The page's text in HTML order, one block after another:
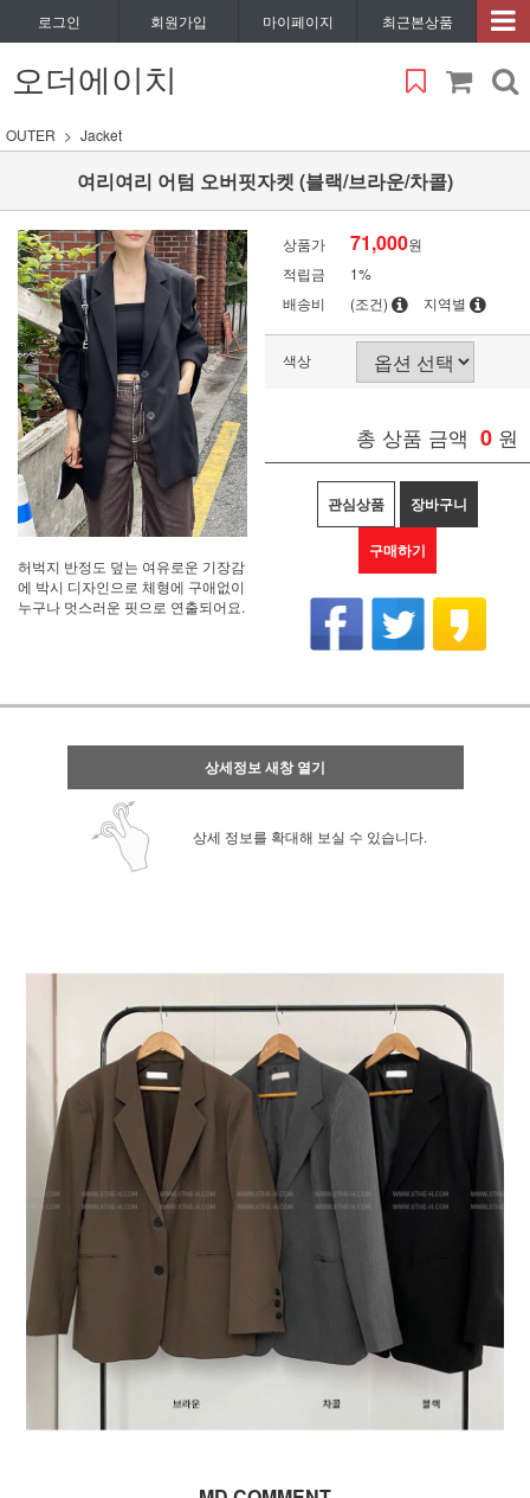
로그인 회원가입 마이페이지 최근본상품
오더에이치
OUTER Jacket
여리여리 어텀 오버핏자켓 (블랙/브라운/차콜)
허벅지 반정도 덮는 여유로운 기장감
에 박시 디자인으로 체형에 구애없이
누구나 멋스러운 핏으로 연출되어요.
상품가 71,000원
적립금
1%
배송비
(조건) 지역별
색상
총 상품 금액 0 원
관심상품 장바구니
구매하기
상세정보 새창 열기
상세 정보를 확대해 보실 수 있습니다.